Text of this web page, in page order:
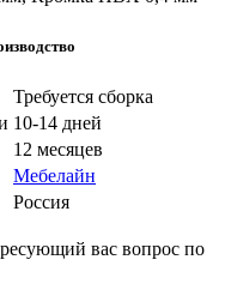
Требуется сборка
10-14 дней
12 месяцев
Мебелайн
Россия
вас вопрос по